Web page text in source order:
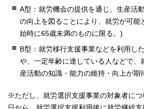
A型：就労機会の提供を通じ、生産活
の向上を図ることにより、就労が可能
始時に65歳未満のものに限る。)
B型：就労移行支援事業などを利用し
や、一定年齢に達している人などで、
産活動の知識・能力の維持・向上が期
※ただし、就労選択支援事業の対象者につ
日から、就労選択支援利用後に就労継続